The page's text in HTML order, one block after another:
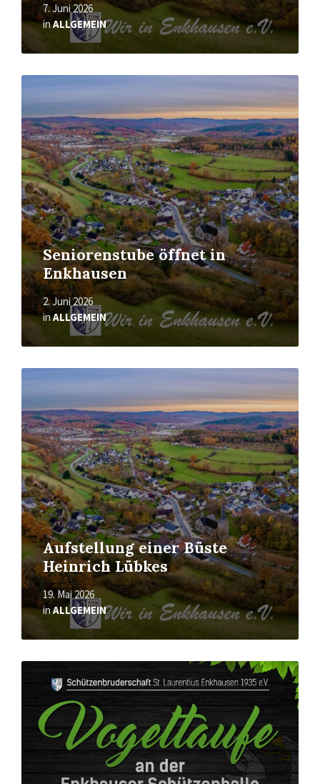
7. Juni 2026
inALLGEMEIN
Seniorenstube öffnet in
Enkhausen
2. Juni 2026
inALLGEMEIN
Mehr
Aufstellung einer Büste
Heinrich Lübkes
19. Mai 2026
inALLGEMEIN
Mehr
Mehr
erfahren